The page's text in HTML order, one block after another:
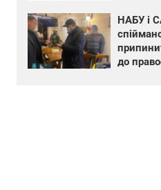
НАБУ і
до